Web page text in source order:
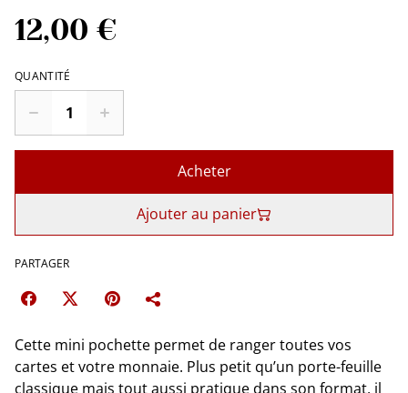
12,00 €
QUANTITÉ
Acheter
Ajouter au panier
PARTAGER
Cette mini pochette permet de ranger toutes vos
cartes et votre monnaie. Plus petit qu’un porte-feuille
classique mais tout aussi pratique dans son format, il